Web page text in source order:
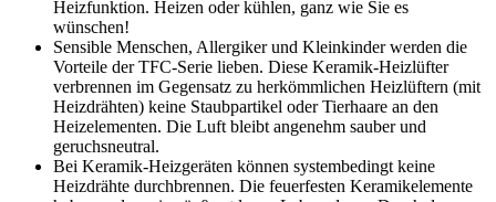
Heizfunktion. Heizen oder kühlen, ganz wie Sie es
wünschen!
Sensible Menschen, Allergiker und Kleinkinder werden die
Vorteile der TFC-Serie lieben. Diese Keramik-Heizlüfter
verbrennen im Gegensatz zu herkömmlichen Heizlüftern (mit
Heizdrähten) keine Staubpartikel oder Tierhaare an den
Heizelementen. Die Luft bleibt angenehm sauber und
geruchsneutral.
Bei Keramik-Heizgeräten können systembedingt keine
Heizdrähte durchbrennen. Die feuerfesten Keramikelemente